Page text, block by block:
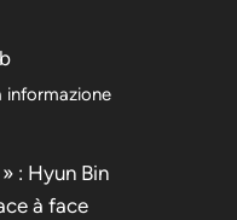
informazione
: Hyun Bin
à face